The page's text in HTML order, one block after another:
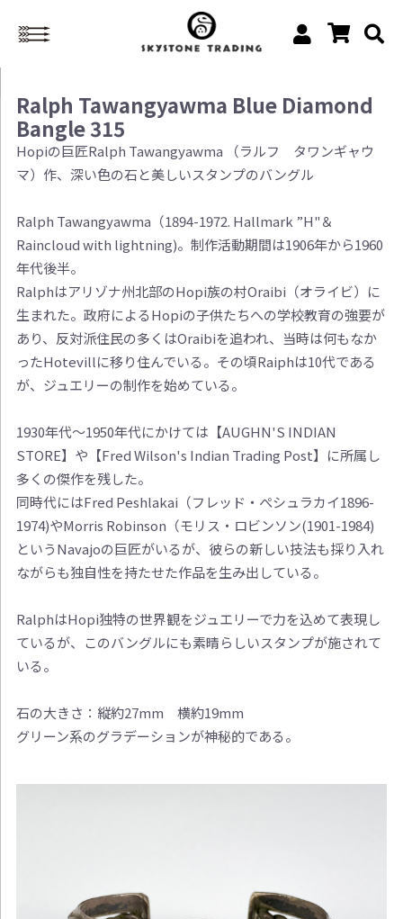
Ralph Tawangyawma Blue Diamond
Bangle 315
Hopiの巨匠Ralph Tawangyawma （ラルフ タワンギャウ
マ）作、深い色の石と美しいスタンプのバングル
Ralph Tawangyawma（1894-1972. Hallmark ”H"＆
Raincloud with lightning)。制作活動期間は1906年から1960
年代後半。
Ralphはアリゾナ州北部のHopi族の村Oraibi（オライビ）に
生まれた。政府によるHopiの子供たちへの学校教育の強要が
あり、反対派住民の多くはOraibiを追われ、当時は何もなか
ったHotevillに移り住んでいる。その頃Raiphは10代である
が、ジュエリーの制作を始めている。
1930年代～1950年代にかけては【AUGHN'S INDIAN
STORE】や【Fred Wilson's Indian Trading Post】に所属し
多くの傑作を残した。
同時代にはFred Peshlakai（フレッド・ぺシュラカイ1896-
1974)やMorris Robinson（モリス・ロビンソン(1901-1984)
というNavajoの巨匠がいるが、彼らの新しい技法も採り入れ
ながらも独自性を持たせた作品を生み出している。
RalphはHopi独特の世界観をジュエリーで力を込めて表現し
ているが、このバングルにも素晴らしいスタンプが施されて
いる。
石の大きさ：縦約27mm 横約19mm
グリーン系のグラデーションが神秘的である。